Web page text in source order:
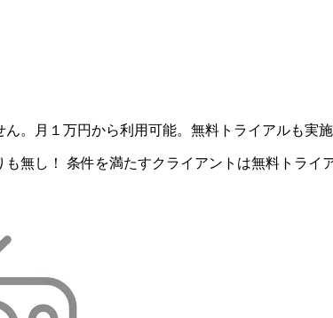
。月１万円から利用可能。無料トライアルも実施
無し！ 条件を満たすクライアントは無料トラ